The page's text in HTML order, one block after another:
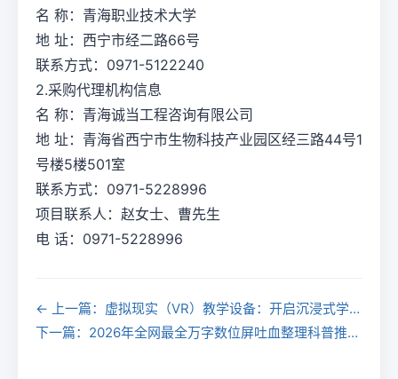
名 称：青海职业技术大学
地 址：西宁市经二路66号
联系方式：0971-5122240
2.采购代理机构信息
名 称：青海诚当工程咨询有限公司
地 址：青海省西宁市生物科技产业园区经三路44号1
号楼5楼501室
联系方式：0971-5228996
项目联系人：赵女士、曹先生
电 话：0971-5228996
← 上一篇：虚拟现实（VR）教学设备：开启沉浸式学习的新篇章
下一篇：2026年全网最全万字数位屏吐血整理科普推荐，最值得买的入门|专业硬笔数位屏都在这里了！（包含新款Wacom、绘王、高漫手绘屏推荐） →